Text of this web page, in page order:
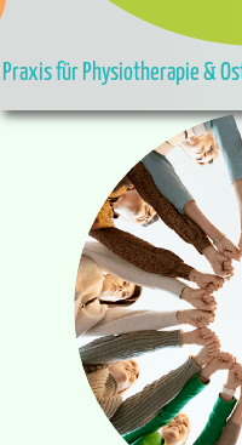
Praxis für Physiotherapie &